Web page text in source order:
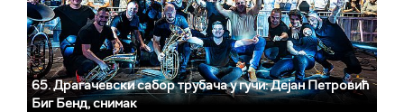
65. Драгачевски сабор трубача у гучи: Дејан Петровић
Биг Бeнд, снимак